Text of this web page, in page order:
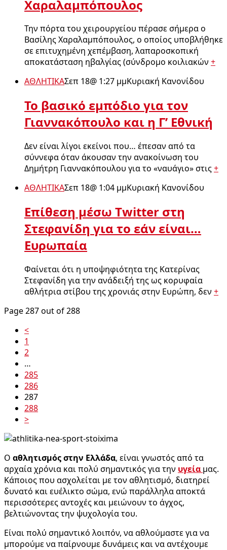
Χαραλαμπόπουλος
Την πόρτα του χειρουργείου πέρασε σήμερα ο
Βασίλης Χαραλαμπόπουλος, ο οποίος υποβλήθηκε
σε επιτυχημένη χεπέμβαση, λαπαροσκοπική
αποκατάσταση ηβαλγίας (σύνδρομο κοιλιακών +
ΑΘΛΗΤΙΚΑΣεπ 18@ 1:27 μμΚυριακή Κανονίδου
Το βασικό εμπόδιο για τον
Γιαννακόπουλο και η Γ’ Εθνική
Δεν είναι λίγοι εκείνοι που… έπεσαν από τα
σύννεφα όταν άκουσαν την ανακοίνωση του
Δημήτρη Γιαννακόπουλου για το «ναυάγιο» στις+
ΑΘΛΗΤΙΚΑΣεπ 18@ 1:04 μμΚυριακή Κανονίδου
Επίθεση μέσω Twitter στη
Στεφανίδη για το εάν είναι…
Ευρωπαία
Φαίνεται ότι η υποψηφιότητα της Κατερίνας
Στεφανίδη για την ανάδειξή της ως κορυφαία
αθλήτρια στίβου της χρονιάς στην Ευρώπη, δεν +
Page 287 out of 288
<
1
2
…
285
286
287
288
>
O αθλητισμός στην Ελλάδα, είναι γνωστός από τα
αρχαία χρόνια και πολύ σημαντικός για την υγεία μας.
Κάποιος που ασχολείται με τον αθλητισμό, διατηρεί
δυνατό και ευέλικτο σώμα, ενώ παράλληλα αποκτά
περισσότερες αντοχές και μειώνουν το άγχος,
βελτιώνοντας την ψυχολογία του.
Είναι πολύ σημαντικό λοιπόν, να αθλούμαστε για να
μπορούμε να παίρνουμε δυνάμεις και να αντέχουμε